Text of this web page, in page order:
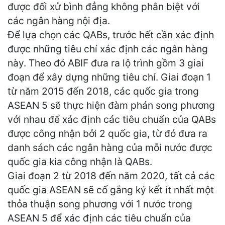
được đối xử bình đẳng không phân biệt với
các ngân hàng nội địa.
Để lựa chọn các QABs, trước hết cần xác định
được những tiêu chí xác định các ngân hàng
này. Theo đó ABIF đưa ra lộ trình gồm 3 giai
đoạn để xây dựng những tiêu chí. Giai đoạn 1
từ năm 2015 đến 2018, các quốc gia trong
ASEAN 5 sẽ thực hiện đàm phán song phương
với nhau để xác định các tiêu chuẩn của QABs
được công nhận bởi 2 quốc gia, từ đó đưa ra
danh sách các ngân hàng của mỗi nước được
quốc gia kia công nhận là QABs.
Giai đoạn 2 từ 2018 đến năm 2020, tất cả các
quốc gia ASEAN sẽ cố gắng ký kết ít nhất một
thỏa thuận song phương với 1 nước trong
ASEAN 5 để xác định các tiêu chuẩn của